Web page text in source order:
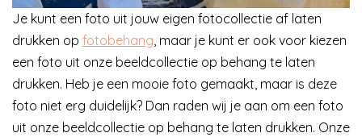
Je kunt een foto uit jouw eigen fotocollectie af laten
drukken op fotobehang, maar je kunt er ook voor kiezen
een foto uit onze beeldcollectie op behang te laten
drukken. Heb je een mooie foto gemaakt, maar is deze
foto niet erg duidelijk? Dan raden wij je aan om een foto
uit onze beeldcollectie op behang te laten drukken. Onze